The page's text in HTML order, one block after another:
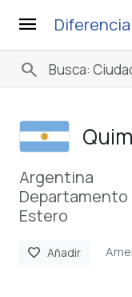
menu
search
Argentina
Departamento
Estero
favorite Añadir